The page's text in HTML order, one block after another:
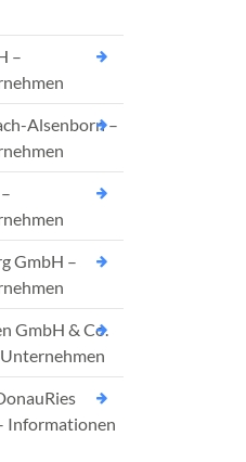
–
Alsenborn –
GmbH –
GmbH & Co.
Informationen